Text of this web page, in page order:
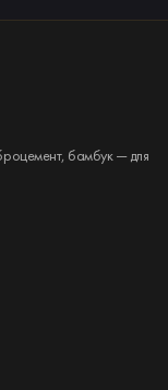
бамбук — для